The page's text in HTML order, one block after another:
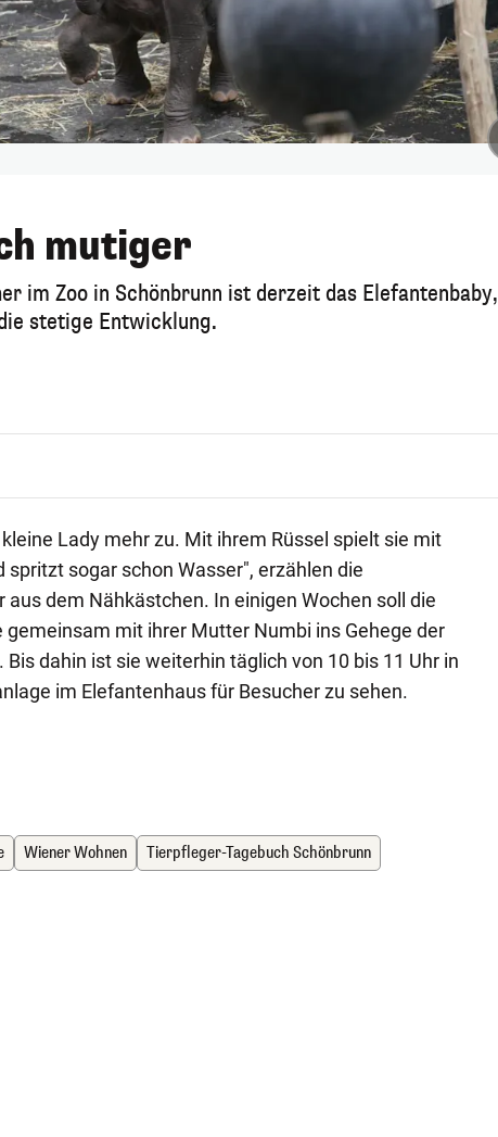
mutiger
im Zoo in Schönbrunn ist derzeit das Elefantenbaby,
stetige Entwicklung.
Lady mehr zu. Mit ihrem Rüssel spielt sie mit
spritzt sogar schon Wasser", erzählen die
dem Nähkästchen. In einigen Wochen soll die
mit ihrer Mutter Numbi ins Gehege der
dahin ist sie weiterhin täglich von 10 bis 11 Uhr in
im Elefantenhaus für Besucher zu sehen.
Wiener Wohnen Tierpfleger-Tagebuch Schönbrunn